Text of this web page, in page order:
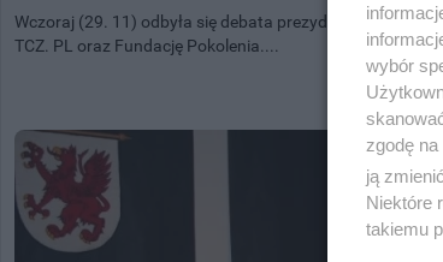
Wczoraj (29. 11) odbyła się debata prezydencka
TCZ. PL oraz Fundację Pokolenia....
wybór
zgodę
ją
Niektóre
takiemu